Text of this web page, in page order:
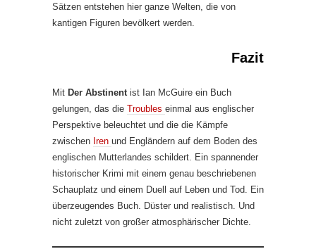
Sätzen entstehen hier ganze Welten, die von
kantigen Figuren bevölkert werden.
Fazit
Mit Der Abstinent ist Ian McGuire ein Buch
gelungen, das die Troubles einmal aus englischer
Perspektive beleuchtet und die die Kämpfe
zwischen Iren und Engländern auf dem Boden des
englischen Mutterlandes schildert. Ein spannender
historischer Krimi mit einem genau beschriebenen
Schauplatz und einem Duell auf Leben und Tod. Ein
überzeugendes Buch. Düster und realistisch. Und
nicht zuletzt von großer atmosphärischer Dichte.